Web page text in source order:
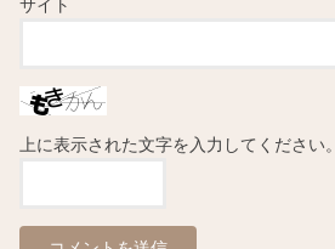
サイト
上に表示された文字を入力してください。